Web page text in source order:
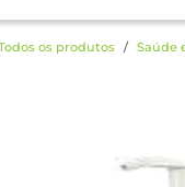
os produtos Saúde